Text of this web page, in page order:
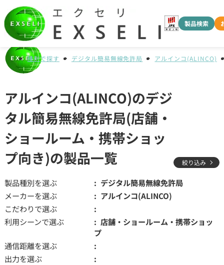
製品検索
種別で探す デジタル簡易無線免許局 アルインコ(ALINCO)
アルインコ(ALINCO)のデジ
タル簡易無線免許局(店舗・
ショールーム・携帯ショッ
プ向き)の製品一覧
絞り込み
製品種別を選ぶ
デジタル簡易無線免許局
メーカーを選ぶ
アルインコ(ALINCO)
こだわりで選ぶ
利用シーンで選ぶ
店舗・ショールーム・携帯ショッ
プ
通信距離を選ぶ
出力を選ぶ